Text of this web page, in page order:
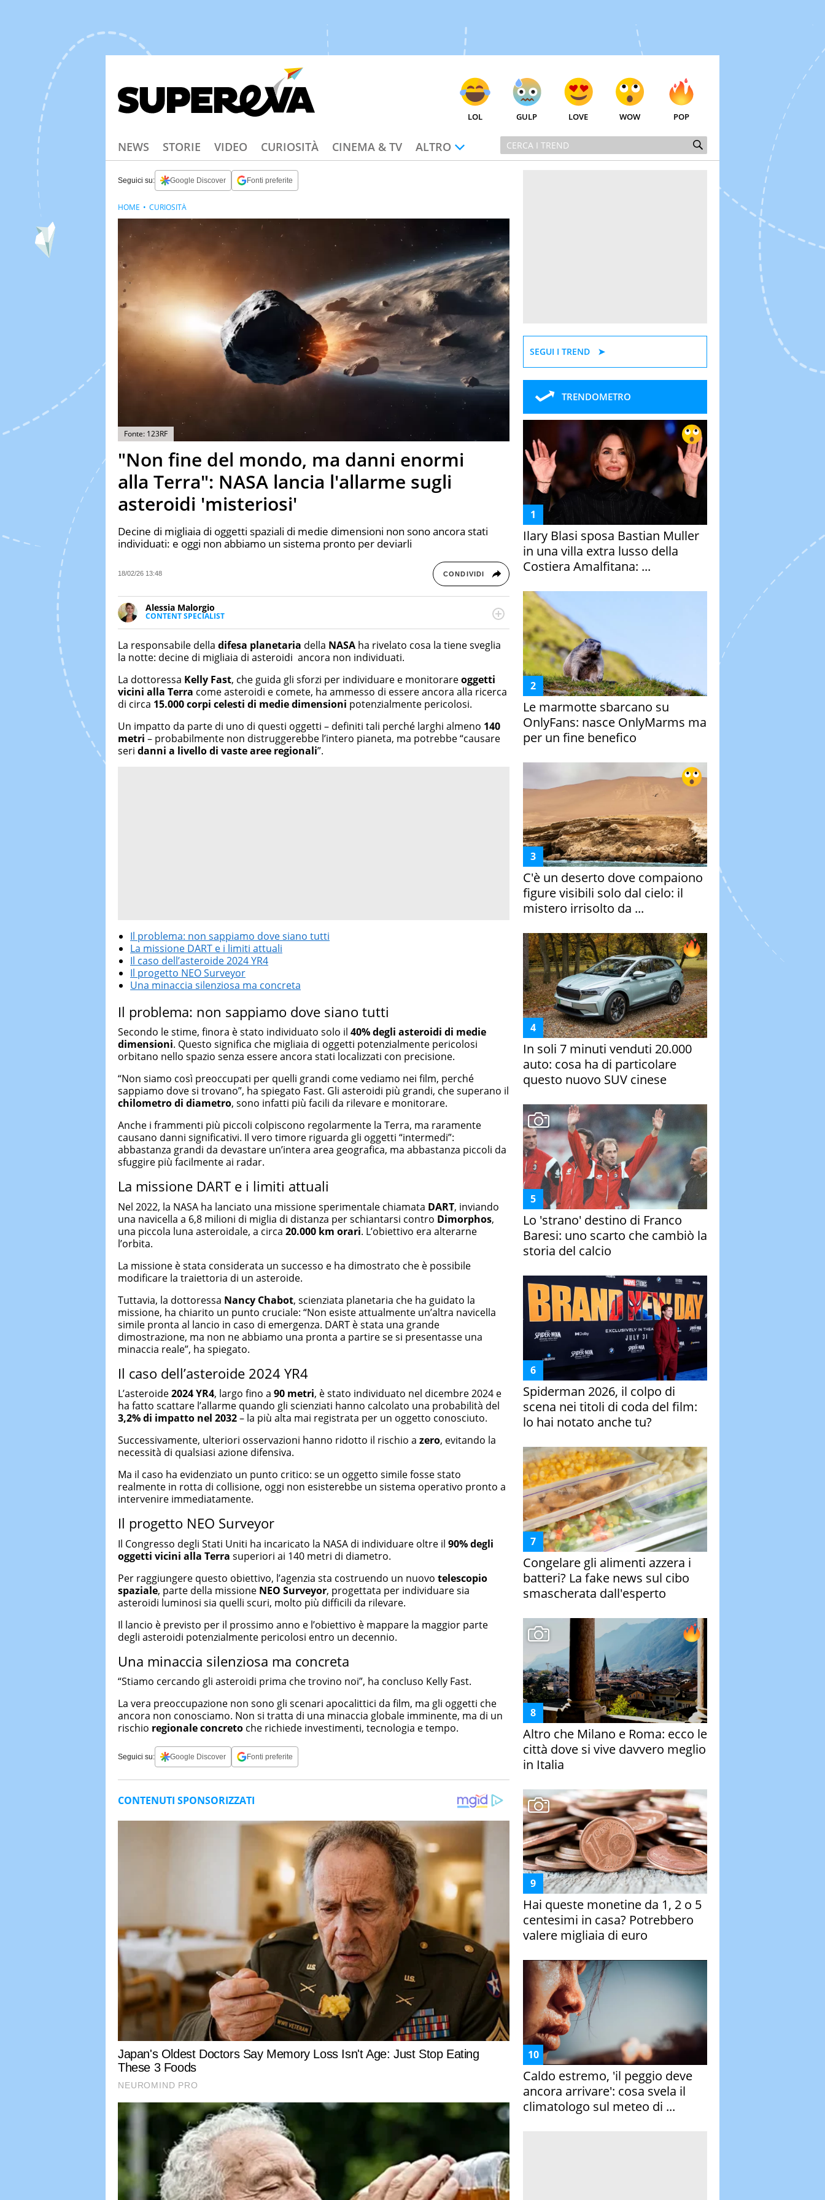
LOL GULP LOVE WOW POP
NEWS STORIE VIDEO CURIOSITÀ CINEMA & TV ALTRO
Seguici su: Google Discover Fonti preferite
Fonte: 123RF
"Non fine del mondo, ma danni enormi
alla Terra": NASA lancia l'allarme sugli
asteroidi 'misteriosi'
Decine di migliaia di oggetti spaziali di medie dimensioni non sono ancora stati
individuati: e oggi non abbiamo un sistema pronto per deviarli
18/02/26 13:48 CONDIVIDI
Alessia Malorgio
CONTENT SPECIALIST
Ha conseguito un Master in Marketing Management e Google Digital Training su
di strategie marketing attraverso canali digitali.
HOME CURIOSITÀ
La responsabile della difesa planetaria della NASA ha rivelato cosa la tiene sveglia
la notte: decine di migliaia di asteroidi ancora non individuati.
La dottoressa Kelly Fast, che guida gli sforzi per individuare e monitorareoggetti
vicini alla Terra come asteroidi e comete, ha ammesso di essere ancora alla ricerca
di circa 15.000 corpi celesti di medie dimensioni potenzialmente pericolosi.
Un impatto da parte di uno di questi oggetti – definiti tali perché larghi almeno 140
metri – probabilmente non distruggerebbe l’intero pianeta, ma potrebbe “causare
seri danni a livello di vaste aree regionali”.
Il problema: non sappiamo dove siano tutti
La missione DART e i limiti attuali
Il caso dell’asteroide 2024 YR4
Il progetto NEO Surveyor
Una minaccia silenziosa ma concreta
Il problema: non sappiamo dove siano tutti
Secondo le stime, finora è stato individuato solo il 40% degli asteroidi di medie
dimensioni. Questo significa che migliaia di oggetti potenzialmente pericolosi
orbitano nello spazio senza essere ancora stati localizzati con precisione.
“Non siamo così preoccupati per quelli grandi come vediamo nei film, perché
sappiamo dove si trovano”, ha spiegato Fast. Gli asteroidi più grandi, che superano il
chilometro di diametro, sono infatti più facili da rilevare e monitorare.
Anche i frammenti più piccoli colpiscono regolarmente la Terra, ma raramente
causano danni significativi. Il vero timore riguarda gli oggetti “intermedi”:
abbastanza grandi da devastare un’intera area geografica, ma abbastanza piccoli da
sfuggire più facilmente ai radar.
La missione DART e i limiti attuali
Nel 2022, la NASA ha lanciato una missione sperimentale chiamata DART, inviando
una navicella a 6,8 milioni di miglia di distanza per schiantarsi contro Dimorphos,
una piccola luna asteroidale, a circa 20.000 km orari. L’obiettivo era alterarne
l’orbita.
La missione è stata considerata un successo e ha dimostrato che è possibile
modificare la traiettoria di un asteroide.
Tuttavia, la dottoressa Nancy Chabot, scienziata planetaria che ha guidato la
missione, ha chiarito un punto cruciale: “Non esiste attualmente un’altra navicella
simile pronta al lancio in caso di emergenza. DART è stata una grande
dimostrazione, ma non ne abbiamo una pronta a partire se si presentasse una
minaccia reale”, ha spiegato.
Il caso dell’asteroide 2024 YR4
L’asteroide2024 YR4, largo fino a 90 metri, è stato individuato nel dicembre 2024 e
ha fatto scattare l’allarme quando gli scienziati hanno calcolato una probabilità del
3,2% di impatto nel 2032– la più alta mai registrata per un oggetto conosciuto.
Successivamente, ulteriori osservazioni hanno ridotto il rischio a zero, evitando la
necessità di qualsiasi azione difensiva.
Ma il caso ha evidenziato un punto critico: se un oggetto simile fosse stato
realmente in rotta di collisione, oggi non esisterebbe un sistema operativo pronto a
intervenire immediatamente.
Il progetto NEO Surveyor
Il Congresso degli Stati Uniti ha incaricato la NASA di individuare oltre il 90% degli
oggetti vicini alla Terra superiori ai 140 metri di diametro.
Per raggiungere questo obiettivo, l’agenzia sta costruendo un nuovo telescopio
spaziale, parte della missione NEO Surveyor, progettata per individuare sia
asteroidi luminosi sia quelli scuri, molto più difficili da rilevare.
Il lancio è previsto per il prossimo anno e l’obiettivo è mappare la maggior parte
degli asteroidi potenzialmente pericolosi entro un decennio.
Una minaccia silenziosa ma concreta
“Stiamo cercando gli asteroidi prima che trovino noi”, ha concluso Kelly Fast.
La vera preoccupazione non sono gli scenari apocalittici da film, ma gli oggetti che
ancora non conosciamo. Non si tratta di una minaccia globale imminente, ma di un
rischio regionale concreto che richiede investimenti, tecnologia e tempo.
Seguici su: Google Discover Fonti preferite
SEGUI I TREND
TRENDOMETRO
Ilary Blasi sposa Bastian Muller
in una villa extra lusso della
Costiera Amalfitana: ...
Le marmotte sbarcano su
OnlyFans: nasce OnlyMarms ma
per un fine benefico
C'è un deserto dove compaiono
figure visibili solo dal cielo: il
mistero irrisolto da ...
In soli 7 minuti venduti 20.000
auto: cosa ha di particolare
questo nuovo SUV cinese
Lo 'strano' destino di Franco
Baresi: uno scarto che cambiò la
storia del calcio
Spiderman 2026, il colpo di
scena nei titoli di coda del film:
lo hai notato anche tu?
Congelare gli alimenti azzera i
batteri? La fake news sul cibo
smascherata dall'esperto
Altro che Milano e Roma: ecco le
città dove si vive davvero meglio
in Italia
Hai queste monetine da 1, 2 o 5
centesimi in casa? Potrebbero
valere migliaia di euro
Caldo estremo, 'il peggio deve
ancora arrivare': cosa svela il
climatologo sul meteo di ...